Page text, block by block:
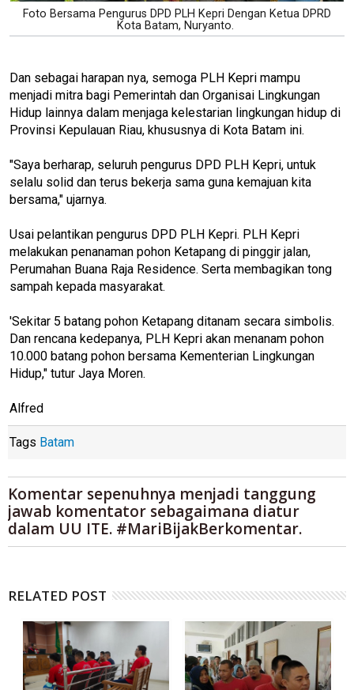
Foto Bersama Pengurus DPD PLH Kepri Dengan Ketua DPRD
Kota Batam, Nuryanto.
Dan sebagai harapan nya, semoga PLH Kepri mampu
menjadi mitra bagi Pemerintah dan Organisai Lingkungan
Hidup lainnya dalam menjaga kelestarian lingkungan hidup di
Provinsi Kepulauan Riau, khususnya di Kota Batam ini.
"Saya berharap, seluruh pengurus DPD PLH Kepri, untuk
selalu solid dan terus bekerja sama guna kemajuan kita
bersama," ujarnya.
Usai pelantikan pengurus DPD PLH Kepri. PLH Kepri
melakukan penanaman pohon Ketapang di pinggir jalan,
Perumahan Buana Raja Residence. Serta membagikan tong
sampah kepada masyarakat.
'Sekitar 5 batang pohon Ketapang ditanam secara simbolis.
Dan rencana kedepanya, PLH Kepri akan menanam pohon
10.000 batang pohon bersama Kementerian Lingkungan
Hidup," tutur Jaya Moren.
Alfred
Tags Batam
Komentar sepenuhnya menjadi tanggung
jawab komentator sebagaimana diatur
dalam UU ITE. #MariBijakBerkomentar.
RELATED POST